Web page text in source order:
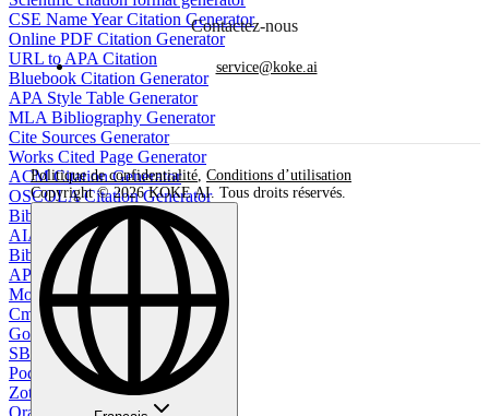
CSE Name Year Citation Generator
Online PDF Citation Generator
URL to APA Citation
Bluebook Citation Generator
APA Style Table Generator
MLA Bibliography Generator
Cite Sources Generator
Works Cited Page Generator
ACM Citation Generator
OSCOLA Citation Generator
Bibliography generator
AIAA Citation Generator
BibTeX Citation Generator
APA bibliography maker
Movie Citation Generator
Cmos Citation Generator
Google Citation Generator
SBL Citation Generator
Podcast Citation Generator
Zotero Citation Generator
Oral Citation Generator
Contactez-nous
service@koke.ai
Politique de confidentialité, Conditions d’utilisation
Copyright © 2026 KOKE AI. Tous droits réservés.